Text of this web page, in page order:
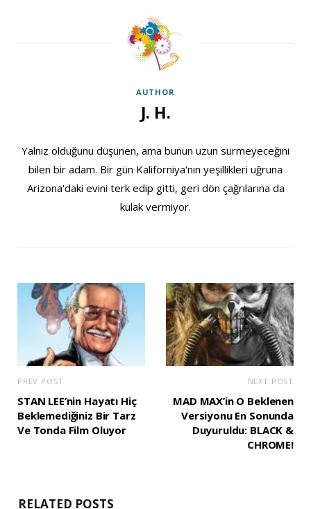
AUTHOR
J. H.
Yalnız olduğunu düşünen, ama bunun uzun sürmeyeceğini
bilen bir adam. Bir gün Kaliforniya'nın yeşillikleri uğruna
Arizona'daki evini terk edip gitti, geri dön çağrılarına da
kulak vermiyor.
PREV POST
STAN LEE’nin Hayatı Hiç
Beklemediğiniz Bir Tarz
Ve Tonda Film Oluyor
NEXT POST
MAD MAX’in O Beklenen
Versiyonu En Sonunda
Duyuruldu: BLACK &
CHROME!
RELATED POSTS